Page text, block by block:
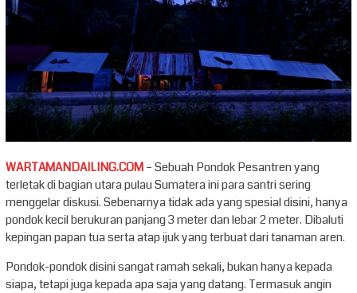
WARTAMANDAILING.COM– Sebuah Pondok Pesantren yang
terletak di bagian utara pulau Sumatera ini para santri sering
menggelar diskusi. Sebenarnya tidak ada yang spesial disini, hanya
pondok kecil berukuran panjang 3 meter dan lebar 2 meter. Dibaluti
kepingan papan tua serta atap ijuk yang terbuat dari tanaman aren.
Pondok-pondok disini sangat ramah sekali, bukan hanya kepada
siapa, tetapi juga kepada apa saja yang datang. Termasuk angin